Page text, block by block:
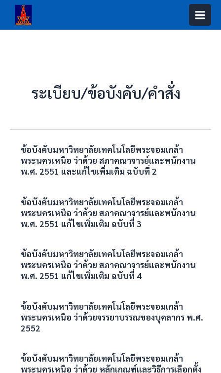
content
ระเบียบ/ข้อบังคับ/คำสั่ง
ข้อบังคับมหาวิทยาลัยเทคโนโลยีพระจอมเกล้า
พระนครเหนือ ว่าด้วย สภาคณาจารย์และพนักงาน
พ.ศ. 2551 และแก้ไขเพิ่มเติม ฉบับที่ 2
ข้อบังคับมหาวิทยาลัยเทคโนโลยีพระจอมเกล้า
พระนครเหนือ ว่าด้วย สภาคณาจารย์และพนักงาน
พ.ศ. 2551 แก้ไขเพิ่มเติม ฉบับที่ 3
ข้อบังคับมหาวิทยาลัยเทคโนโลยีพระจอมเกล้า
พระนครเหนือ ว่าด้วย สภาคณาจารย์และพนักงาน
พ.ศ. 2551 แก้ไขเพิ่มเติม ฉบับที่ 4
ข้อบังคับมหาวิทยาลัยเทคโนโลยีพระจอมเกล้า
พระนครเหนือ ว่าด้วยจรรยาบรรณของบุคลากร พ.ศ.
2552
ข้อบังคับมหาวิทยาลัยเทคโนโลยีพระจอมเกล้า
พระนครเหนือ ว่าด้วย หลักเกณฑ์และวิธีการเลือกตั้ง